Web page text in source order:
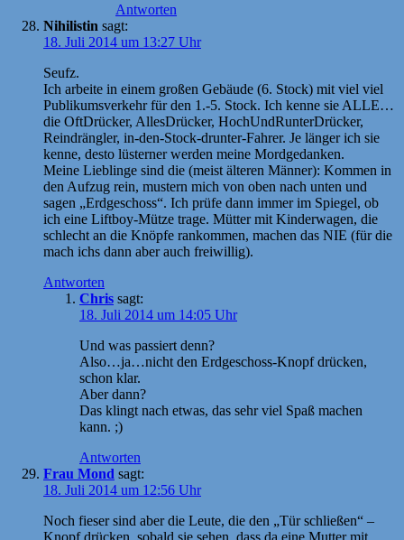
Antworten
Nihilistin sagt:
18. Juli 2014 um 13:27 Uhr
Seufz.
Ich arbeite in einem großen Gebäude (6. Stock) mit viel viel
Publikumsverkehr für den 1.-5. Stock. Ich kenne sie ALLE…
die OftDrücker, AllesDrücker, HochUndRunterDrücker,
Reindrängler, in-den-Stock-drunter-Fahrer. Je länger ich sie
kenne, desto lüsterner werden meine Mordgedanken.
Meine Lieblinge sind die (meist älteren Männer): Kommen in
den Aufzug rein, mustern mich von oben nach unten und
sagen „Erdgeschoss“. Ich prüfe dann immer im Spiegel, ob
ich eine Liftboy-Mütze trage. Mütter mit Kinderwagen, die
schlecht an die Knöpfe rankommen, machen das NIE (für die
mach ichs dann aber auch freiwillig).
Antworten
Chris sagt:
18. Juli 2014 um 14:05 Uhr
Und was passiert denn?
Also…ja…nicht den Erdgeschoss-Knopf drücken,
schon klar.
Aber dann?
Das klingt nach etwas, das sehr viel Spaß machen
kann. ;)
Antworten
Frau Mond sagt:
18. Juli 2014 um 12:56 Uhr
Noch fieser sind aber die Leute, die den „Tür schließen“ –
Knopf drücken, sobald sie sehen, dass da eine Mutter mit